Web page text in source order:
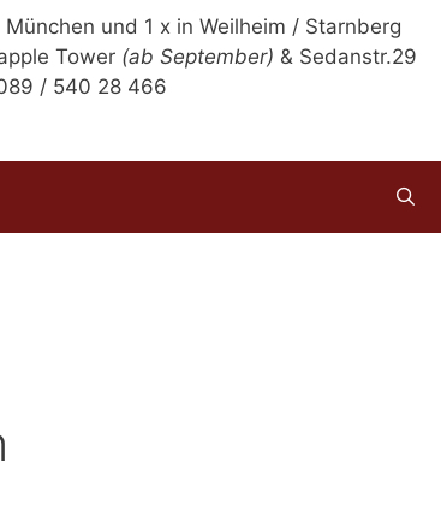
München und 1 x in Weilheim / Starnberg
Tower (ab September) & Sedanstr.29
/ 540 28 466